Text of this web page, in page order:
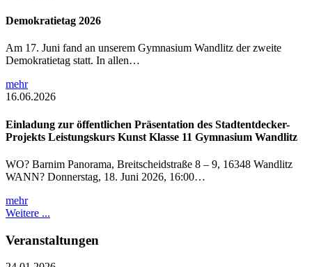
Demokratietag 2026
Am 17. Juni fand an unserem Gymnasium Wandlitz der zweite
Demokratietag statt. In allen…
mehr
16.06.2026
Einladung zur öffentlichen Präsentation des Stadtentdecker-
Projekts Leistungskurs Kunst Klasse 11 Gymnasium Wandlitz
WO? Barnim Panorama, Breitscheidstraße 8 – 9, 16348 Wandlitz
WANN? Donnerstag, 18. Juni 2026, 16:00…
mehr
Weitere ...
Veranstaltungen